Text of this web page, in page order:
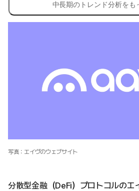
中長期のトレンド分析をも
写真：エイヴのウェブサイト
分散型金融（DeFi）プロトコルのエ